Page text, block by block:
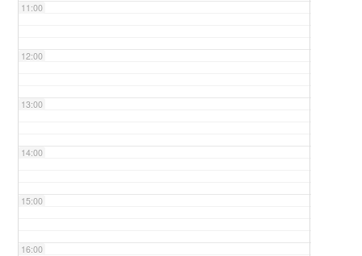
11:00
12:00
13:00
14:00
15:00
16:00